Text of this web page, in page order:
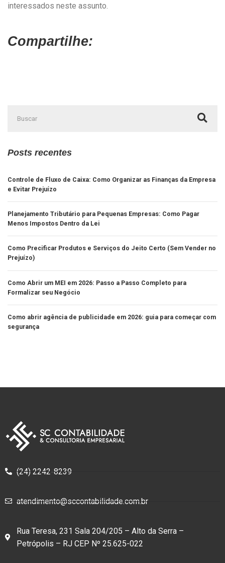
interessados neste assunto.
Compartilhe:
Posts recentes
Controle de Fluxo de Caixa: Como Organizar as Finanças da Empresa
e Evitar Prejuízo
Planejamento Tributário para Pequenas Empresas: Como Pagar
Menos Impostos Dentro da Lei
Como Precificar Produtos e Serviços do Jeito Certo (Sem Vender no
Prejuízo)
Como Abrir um MEI em 2026: Passo a Passo Completo para
Formalizar seu Negócio
Como abrir agência de publicidade em 2026: guia para começar com
segurança
(24) 2242-8239
atendimento@sccontabilidade.com.br
Rua Teresa, 231 Sala 204/205 – Alto da Serra –
Petrópolis – RJ CEP Nº 25.625-022